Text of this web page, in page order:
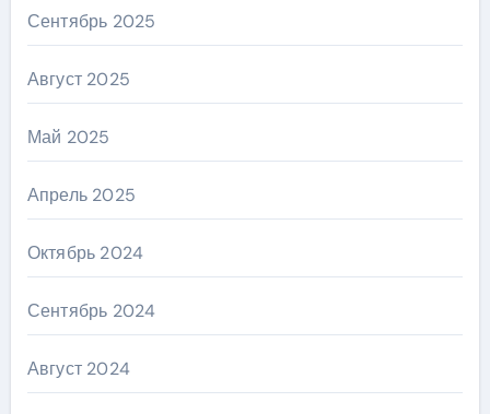
Сентябрь 2025
Август 2025
Май 2025
Апрель 2025
Октябрь 2024
Сентябрь 2024
Август 2024